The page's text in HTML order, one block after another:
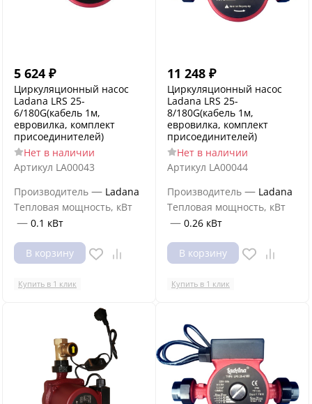
5 624 ₽
Циркуляционный насос
Ladana LRS 25-
6/180G(кабель 1м,
евровилка, комплект
присоединителей)
Нет в наличии
Артикул LA00043
Производитель — Ladana
Тепловая мощность, кВт
— 0.1 кВт
В корзину
Купить в 1 клик
11 248 ₽
Циркуляционный насос
Ladana LRS 25-
8/180G(кабель 1м,
евровилка, комплект
присоединителей)
Нет в наличии
Артикул LA00044
Производитель — Ladana
Тепловая мощность, кВт
— 0.26 кВт
В корзину
Купить в 1 клик